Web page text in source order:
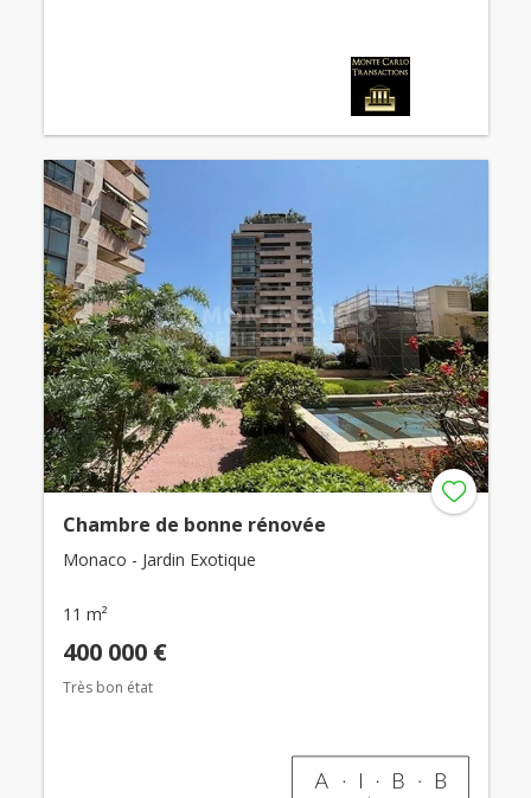
Chambre de bonne rénovée
Monaco - Jardin Exotique
11 m²
400 000 €
Très bon état